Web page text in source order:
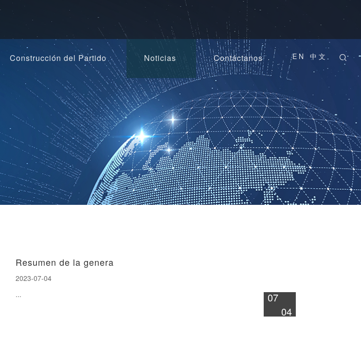
Construcción del Partido Noticias Contáctanos EN 中文
Resumen de la genera
2023-07-04
...
07
04